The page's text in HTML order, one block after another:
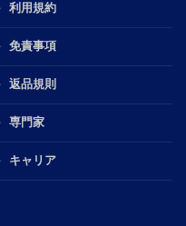
利用規約
免責事項
返品規則
専門家
キャリア